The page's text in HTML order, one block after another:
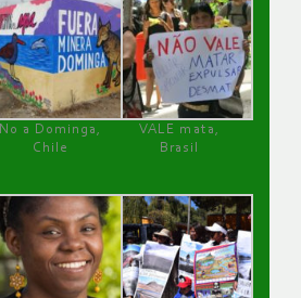
No a Dominga,
Chile
VALE mata,
Brasil